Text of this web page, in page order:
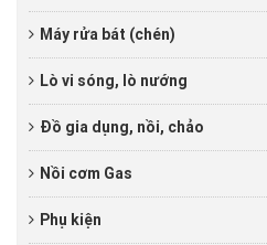
Máy rửa bát (chén)
Lò vi sóng, lò nướng
Đồ gia dụng, nồi, chảo
Nồi cơm Gas
Phụ kiện